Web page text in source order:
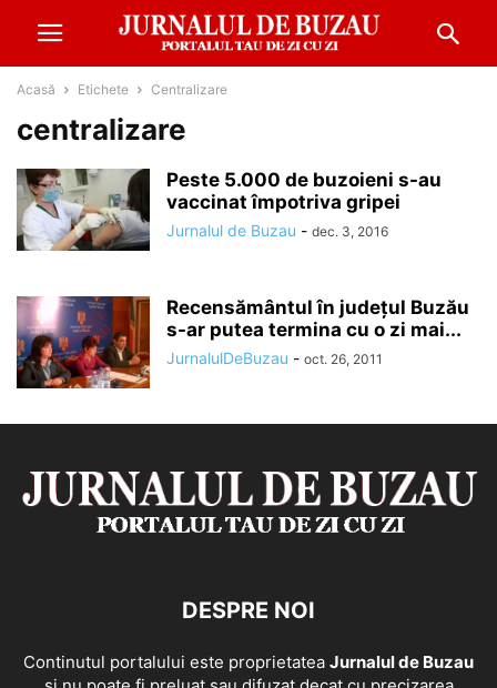
Acasă Etichete Centralizare
centralizare
Peste 5.000 de buzoieni s-au
vaccinat împotriva gripei
Jurnalul de Buzau - dec. 3, 2016
Recensământul în judeţul Buzău
s-ar putea termina cu o zi mai...
JurnalulDeBuzau - oct. 26, 2011
DESPRE NOI
Continutul portalului este proprietatea Jurnalul de Buzau